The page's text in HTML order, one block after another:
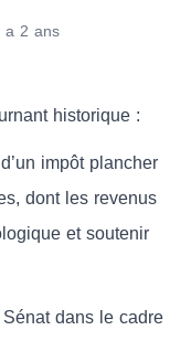
a 2 ans
historique :
impôt plancher
dont les revenus
et soutenir
dans le cadre